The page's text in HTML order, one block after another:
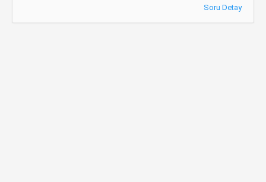
Soru Detay